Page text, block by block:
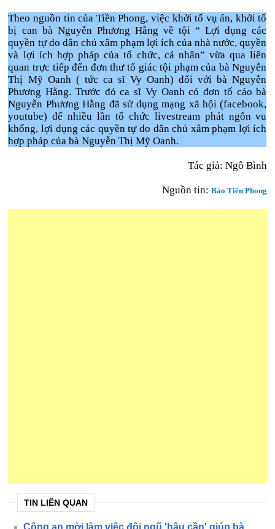
Theo nguồn tin của Tiền Phong, việc khởi tố vụ án, khởi tố
bị can bà Nguyễn Phương Hằng về tội “ Lợi dụng các
quyền tự do dân chủ xâm phạm lợi ích của nhà nước, quyền
và lợi ích hợp pháp của tổ chức, cá nhân” vừa qua liên
quan trực tiếp đến đơn thư tố giác tội phạm của bà Nguyễn
Thị Mỹ Oanh ( tức ca sĩ Vy Oanh) đối với bà Nguyễn
Phương Hằng. Trước đó ca sĩ Vy Oanh có đơn tố cáo bà
Nguyễn Phương Hằng đã sử dụng mạng xã hội (facebook,
youtube) để nhiều lần tổ chức livestream phát ngôn vu
khống, lợi dụng các quyền tự do dân chủ xâm phạm lợi ích
hợp pháp của bà Nguyễn Thị Mỹ Oanh.
Tác giả: Ngô Bình
Nguồn tin: Báo Tiền Phong
TIN LIÊN QUAN
Công an mời làm việc đội ngũ 'hậu cần' giúp bà